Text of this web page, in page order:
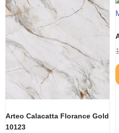
Arteo Calacatta Florance Gold
10123